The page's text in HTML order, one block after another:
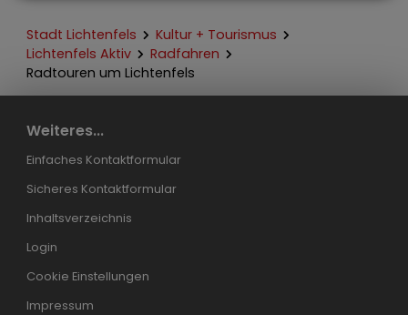
Stadt Lichtenfels
Kultur + Tourismus
Lichtenfels Aktiv
Radfahren
Radtouren um Lichtenfels
Weiteres...
Einfaches Kontaktformular
Sicheres Kontaktformular
Inhaltsverzeichnis
Login
Cookie Einstellungen
Impressum